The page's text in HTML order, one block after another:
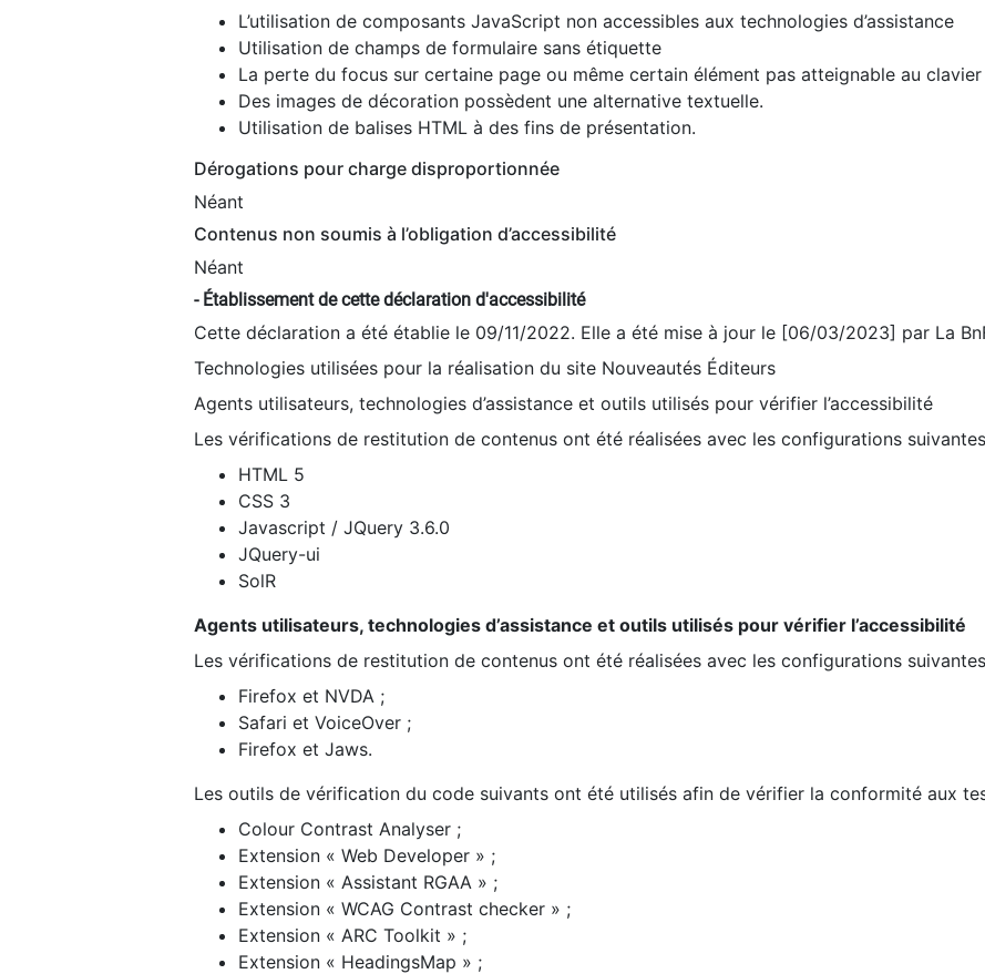
L’utilisation de composants JavaScript non accessibles aux technologies d’assistance
Utilisation de champs de formulaire sans étiquette
La perte du focus sur certaine page ou même certain élément pas atteignable au clavier
Des images de décoration possèdent une alternative textuelle.
Utilisation de balises HTML à des fins de présentation.
Dérogations pour charge disproportionnée
Néant
Contenus non soumis à l’obligation d’accessibilité
Néant
- Établissement de cette déclaration d'accessibilité
Cette déclaration a été établie le 09/11/2022. Elle a été mise à jour le [06/03/2023] par La
Technologies utilisées pour la réalisation du site Nouveautés Éditeurs
Agents utilisateurs, technologies d’assistance et outils utilisés pour vérifier l’accessibilité
Les vérifications de restitution de contenus ont été réalisées avec les configurations
HTML 5
CSS 3
Javascript / JQuery 3.6.0
JQuery-ui
SolR
Agents utilisateurs, technologies d’assistance et outils utilisés pour vérifier l’accessibilité
Les vérifications de restitution de contenus ont été réalisées avec les configurations
Firefox et NVDA ;
Safari et VoiceOver ;
Firefox et Jaws.
Les outils de vérification du code suivants ont été utilisés afin de vérifier la conformité aux
Colour Contrast Analyser ;
Extension « Web Developer » ;
Extension « Assistant RGAA » ;
Extension « WCAG Contrast checker » ;
Extension « ARC Toolkit » ;
Extension « HeadingsMap » ;